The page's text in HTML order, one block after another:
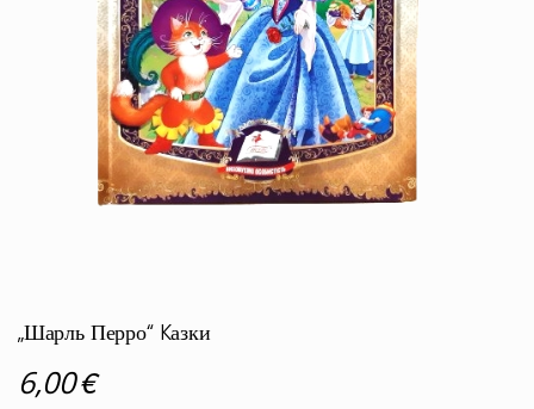
„Шарль Перро“ Kазки
6,00€